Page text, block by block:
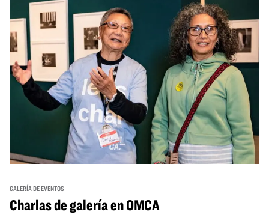
GALERÍA DE EVENTOS
Charlas de galería en OMCA